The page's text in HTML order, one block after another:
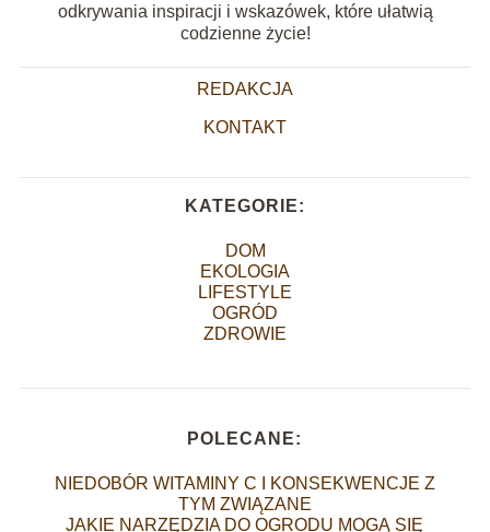
odkrywania inspiracji i wskazówek, które ułatwią
codzienne życie!
REDAKCJA
KONTAKT
KATEGORIE:
DOM
EKOLOGIA
LIFESTYLE
OGRÓD
ZDROWIE
POLECANE:
NIEDOBÓR WITAMINY C I KONSEKWENCJE Z
TYM ZWIĄZANE
JAKIE NARZĘDZIA DO OGRODU MOGĄ SIĘ